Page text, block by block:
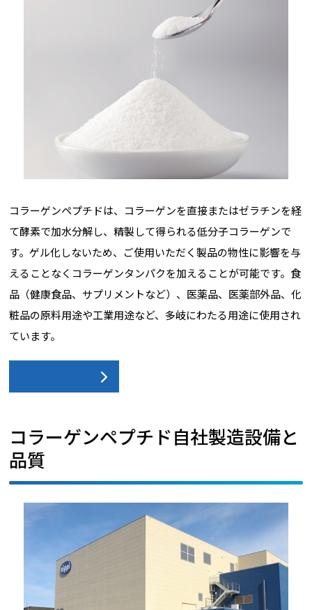
コラーゲンペプチドは、コラーゲンを直接またはゼラチンを経
て酵素で加水分解し、精製して得られる低分子コラーゲンで
す。ゲル化しないため、ご使用いただく製品の物性に影響を与
えることなくコラーゲンタンパクを加えることが可能です。食
品（健康食品、サプリメントなど）、医薬品、医薬部外品、化
粧品の原料用途や工業用途など、多岐にわたる用途に使用され
ています。
コラーゲンペプチド自社製造設備と
品質